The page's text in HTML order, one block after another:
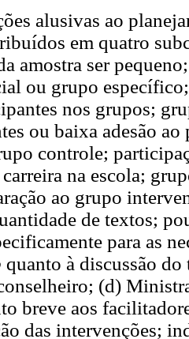
alusivas ao
em quatro
amostra ser
ou grupo
nos grupos;
ou baixa adesão
controle;
na escola;
ao grupo
de textos;
para as
quanto à discussão
(d)
breve aos
das intervenções;